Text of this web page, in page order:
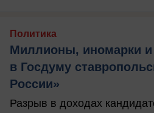
Политика
Миллионы, иномарки и
в Госдуму
России»
Разрыв в доходах